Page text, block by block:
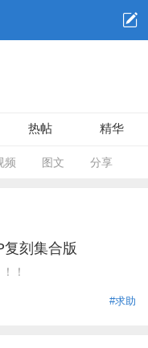
热帖 精华
频 图文 分享
刻集合版
！
#求助